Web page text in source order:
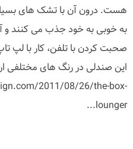
هست. درون آن با تشک های
صحبت کردن با تلفن، کار با لپ
این صندلی در رنگ های مختلفی
2011/08/26/the-box-
lounger...